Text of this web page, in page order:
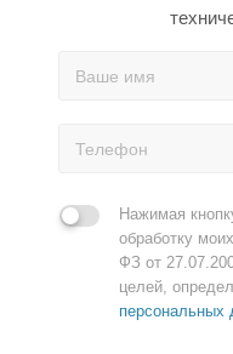
Нажимая
обработку
ФЗ от
целей,
персональных